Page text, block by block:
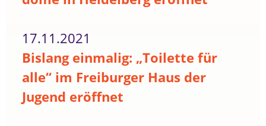
17.11.2021
Bislang einmalig: „Toilette für
alle“ im Freiburger Haus der
Jugend eröffnet